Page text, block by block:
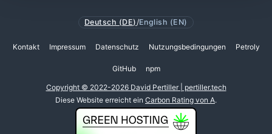
Deutsch (DE)/English (EN)
Kontakt Impressum Datenschutz Nutzungsbedingungen Petroly
GitHub npm
Copyright © 2022-2026 David Pertiller | pertiller.tech
Diese Website erreicht ein Carbon Rating von A.